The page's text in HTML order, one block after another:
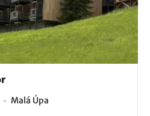
Malá Úpa